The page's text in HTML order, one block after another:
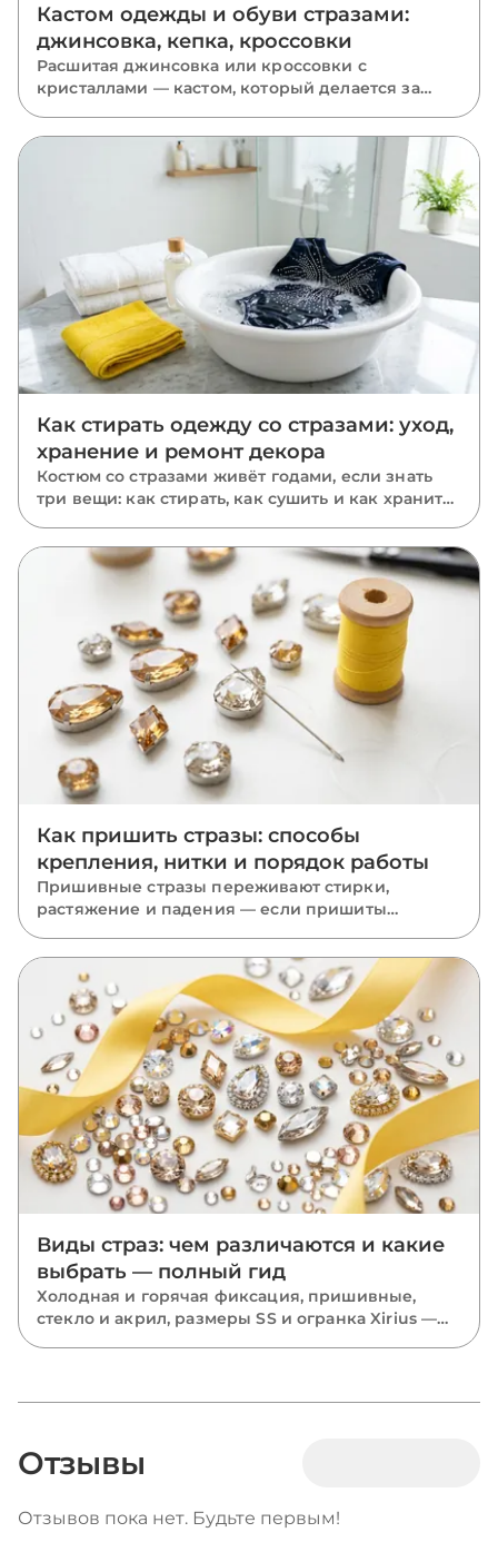
Кастом одежды и обуви стразами:
джинсовка, кепка, кроссовки
Расшитая джинсовка или кроссовки с
кристаллами — кастом, который делается за
и пластике, какой клей переживёт улицу и с
какого мини-проекта проще начать.
Как стирать одежду со стразами: уход,
хранение и ремонт декора
Костюм со стразами живёт годами, если знать
три вещи: как стирать, как сушить и как хранить.
и машинная стирка, глажка, хранение и ремонт
отклеившихся камней.
Как пришить стразы: способы
крепления, нитки и порядок работы
Пришивные стразы переживают стирки,
растяжение и падения — если пришиты
вести стежки через отверстия, чем отличается
крепление капли, риволи и ромба и какие
ошибки роняют камни.
Виды страз: чем различаются и какие
выбрать — полный гид
Холодная и горячая фиксация, пришивные,
стекло и акрил, размеры SS и огранка Xirius —
Отзывы
Отзывов пока нет. Будьте первым!